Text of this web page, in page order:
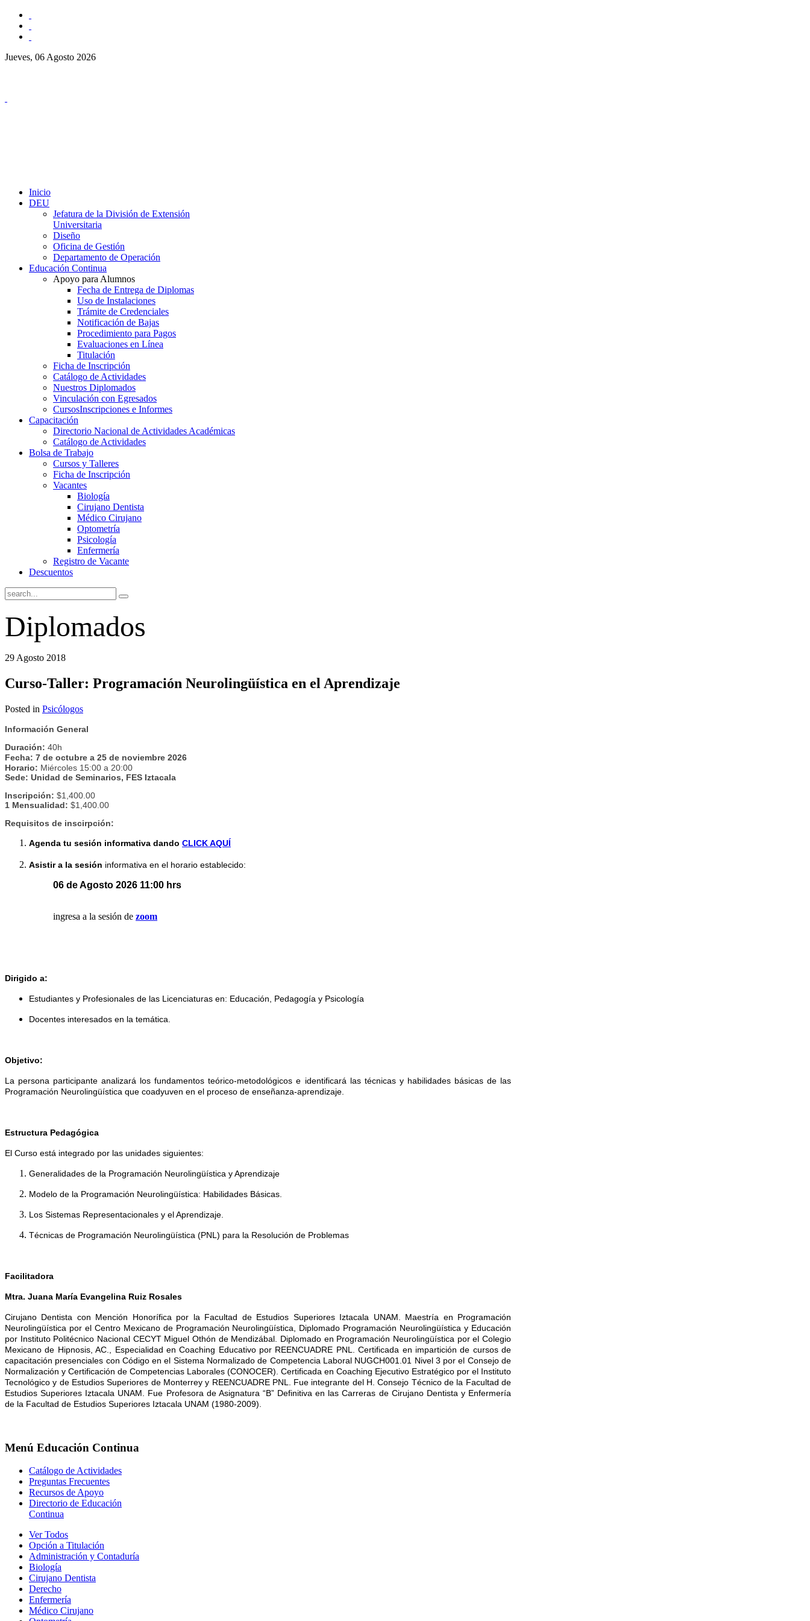
Jueves, 06 Agosto 2026
Inicio
DEU
Jefatura de la División de Extensión
Universitaria
Diseño
Oficina de Gestión
Departamento de Operación
Educación Continua
Apoyo para Alumnos
Fecha de Entrega de Diplomas
Uso de Instalaciones
Trámite de Credenciales
Notificación de Bajas
Procedimiento para Pagos
Evaluaciones en Línea
Titulación
Ficha de Inscripción
Catálogo de Actividades
Nuestros Diplomados
Vinculación con Egresados
CursosInscripciones e Informes
Capacitación
Directorio Nacional de Actividades Académicas
Catálogo de Actividades
Bolsa de Trabajo
Cursos y Talleres
Ficha de Inscripción
Vacantes
Biología
Cirujano Dentista
Médico Cirujano
Optometría
Psicología
Enfermería
Registro de Vacante
Descuentos
Diplomados
29 Agosto 2018
Curso-Taller: Programación Neurolingüística en el Aprendizaje
Posted in Psicólogos
Información General
Duración: 40h
Fecha: 7 de octubre a 25 de noviembre 2026
Horario: Miércoles 15:00 a 20:00
Sede: Unidad de Seminarios, FES Iztacala
Inscripción: $1,400.00
1 Mensualidad: $1,400.00
Requisitos de inscirpción:
Agenda tu sesión informativa dando CLICK AQUÍ
Asistir a la sesión informativa en el horario establecido:
06 de Agosto 2026 11:00 hrs
ingresa a la sesión de zoom
Dirigido a:
Estudiantes y Profesionales de las Licenciaturas en: Educación, Pedagogía y Psicología
Docentes interesados en la temática.
Objetivo:
La persona participante analizará los fundamentos teórico-metodológicos e identificará las técnicas y habilidades básicas de las
Programación Neurolingüística que coadyuven en el proceso de enseñanza-aprendizaje.
Estructura Pedagógica
El Curso está integrado por las unidades siguientes:
Generalidades de la Programación Neurolingüística y Aprendizaje
Modelo de la Programación Neurolingüística: Habilidades Básicas.
Los Sistemas Representacionales y el Aprendizaje.
Técnicas de Programación Neurolingüística (PNL) para la Resolución de Problemas
Facilitadora
Mtra. Juana María Evangelina Ruiz Rosales
Cirujano Dentista con Mención Honorífica por la Facultad de Estudios Superiores Iztacala UNAM. Maestría en Programación
Neurolingüística por el Centro Mexicano de Programación Neurolingüística, Diplomado Programación Neurolingüística y Educación
por Instituto Politécnico Nacional CECYT Miguel Othón de Mendizábal. Diplomado en Programación Neurolingüística por el Colegio
Mexicano de Hipnosis, AC., Especialidad en Coaching Educativo por REENCUADRE PNL. Certificada en impartición de cursos de
capacitación presenciales con Código en el Sistema Normalizado de Competencia Laboral NUGCH001.01 Nivel 3 por el Consejo de
Normalización y Certificación de Competencias Laborales (CONOCER). Certificada en Coaching Ejecutivo Estratégico por el Instituto
Tecnológico y de Estudios Superiores de Monterrey y REENCUADRE PNL. Fue integrante del H. Consejo Técnico de la Facultad de
Estudios Superiores Iztacala UNAM. Fue Profesora de Asignatura “B” Definitiva en las Carreras de Cirujano Dentista y Enfermería
de la Facultad de Estudios Superiores Iztacala UNAM (1980-2009).
Menú Educación Continua
Catálogo de Actividades
Preguntas Frecuentes
Recursos de Apoyo
Directorio de Educación
Continua
Ver Todos
Opción a Titulación
Administración y Contaduría
Biología
Cirujano Dentista
Derecho
Enfermería
Médico Cirujano